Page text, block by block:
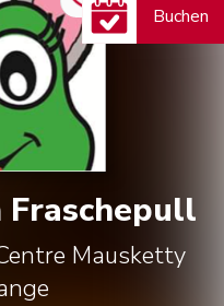
Mausketty
Buchen